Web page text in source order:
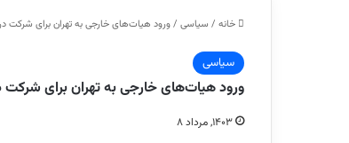
خانه / سیاسی /ورود هیات‌های خارجی به تهران برای شرکت
سیاسی
ورود هیات‌های خارجی به تهران برای
۱۴۰۳, مرداد ۸